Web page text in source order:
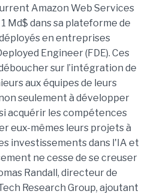
Amazon Web Services
Md$ dans sa plateforme de
en entreprises
Engineer (FDE). Ces
sur l’intégration de
aux équipes de leurs
seulement à développer
acquérir les compétences
eux-mêmes leurs projets à
investissements dans l'IA et
ne cesse de se creuser
Randall, directeur de
Research Group, ajoutant